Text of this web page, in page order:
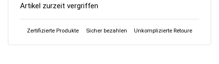
Artikel zurzeit vergriffen
Zertifizierte Produkte Sicher bezahlen Unkomplizierte Retoure